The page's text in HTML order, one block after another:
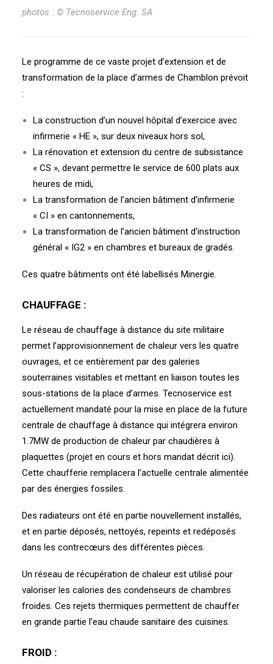
photos : © Tecnoservice Eng. SA
Le programme de ce vaste projet d’extension et de
transformation de la place d’armes de Chamblon prévoit
:
La construction d’un nouvel hôpital d’exercice avec
infirmerie « HE », sur deux niveaux hors sol,
La rénovation et extension du centre de subsistance
« CS », devant permettre le service de 600 plats aux
heures de midi,
La transformation de l’ancien bâtiment d’infirmerie
« CI » en cantonnements,
La transformation de l’ancien bâtiment d’instruction
général « IG2 » en chambres et bureaux de gradés.
Ces quatre bâtiments ont été labellisés Minergie.
CHAUFFAGE :
Le réseau de chauffage à distance du site militaire
permet l’approvisionnement de chaleur vers les quatre
ouvrages, et ce entièrement par des galeries
souterraines visitables et mettant en liaison toutes les
sous-stations de la place d’armes. Tecnoservice est
actuellement mandaté pour la mise en place de la future
centrale de chauffage à distance qui intégrera environ
1.7MW de production de chaleur par chaudières à
plaquettes (projet en cours et hors mandat décrit ici).
Cette chaufferie remplacera l’actuelle centrale alimentée
par des énergies fossiles.
Des radiateurs ont été en partie nouvellement installés,
et en partie déposés, nettoyés, repeints et redéposés
dans les contrecœurs des différentes pièces.
Un réseau de récupération de chaleur est utilisé pour
valoriser les calories des condenseurs de chambres
froides. Ces rejets thermiques permettent de chauffer
en grande partie l’eau chaude sanitaire des cuisines.
FROID :